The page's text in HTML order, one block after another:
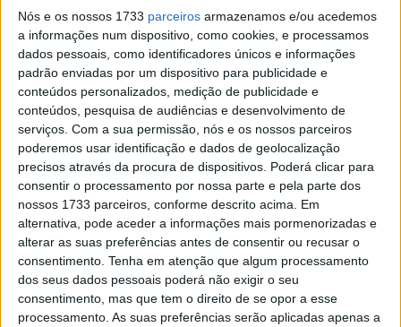
Nós e os nossos 1733 parceiros armazenamos e/ou acedemos
a informações num dispositivo, como cookies, e processamos
dados pessoais, como identificadores únicos e informações
padrão enviadas por um dispositivo para publicidade e
conteúdos personalizados, medição de publicidade e
conteúdos, pesquisa de audiências e desenvolvimento de
serviços. Com a sua permissão, nós e os nossos parceiros
poderemos usar identificação e dados de geolocalização
precisos através da procura de dispositivos. Poderá clicar para
consentir o processamento por nossa parte e pela parte dos
nossos 1733 parceiros, conforme descrito acima. Em
alternativa, pode aceder a informações mais pormenorizadas e
alterar as suas preferências antes de consentir ou recusar o
consentimento. Tenha em atenção que algum processamento
dos seus dados pessoais poderá não exigir o seu
consentimento, mas que tem o direito de se opor a esse
processamento. As suas preferências serão aplicadas apenas a
Presentes estarão os portugueses Paulo Alberto, Hugo
Basaúla e Afonso Gomes.
Horários
Artigos relacionados
MotoGP: Ducati domina segundo dia de
testes das futuras 850cc
7 AGOSTO, 2026
MotoGP: Tensão entre KTM e Viñales?
Steiner admite ‘fricção’ entre as partes
7 AGOSTO, 2026